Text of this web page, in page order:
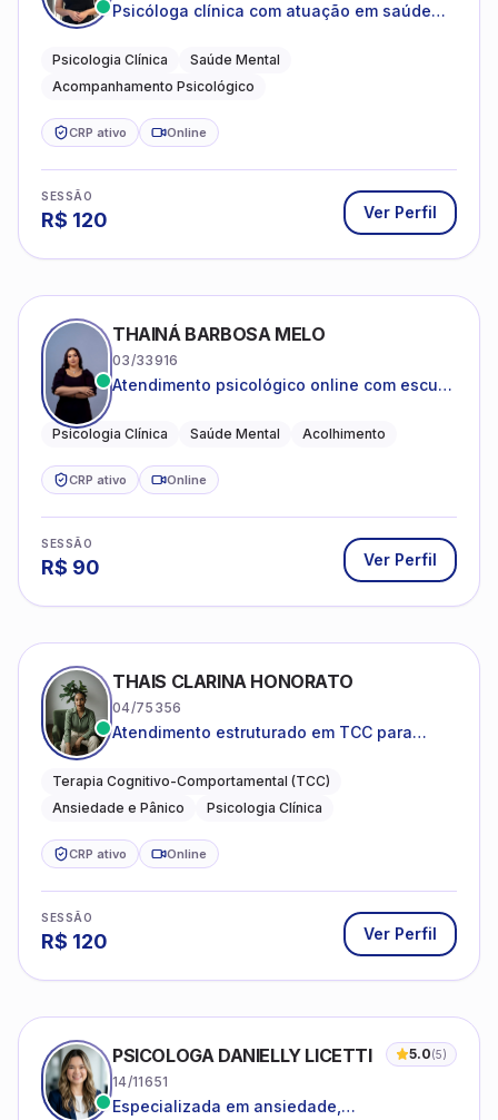
Psicóloga clínica com atuação em saúde
Psicologia Clínica
Saúde Mental
Acompanhamento Psicológico
CRP ativo Online
SESSÃO
R$ 120 Ver Perfil
THAINÁ BARBOSA MELO
03/33916
Atendimento psicológico online com escuta
emocional
Psicologia Clínica Saúde Mental Acolhimento
CRP ativo Online
SESSÃO
R$ 90 Ver Perfil
THAIS CLARINA HONORATO
04/75356
Atendimento estruturado em TCC para
excessiva
Terapia Cognitivo-Comportamental (TCC)
Ansiedade e Pânico
Psicologia Clínica
CRP ativo Online
SESSÃO
R$ 120 Ver Perfil
PSICOLOGA DANIELLY LICETTI 5.0(5)
14/11651
Especializada em ansiedade,